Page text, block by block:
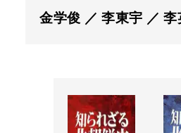
金学俊 ／ 李東宇 ／